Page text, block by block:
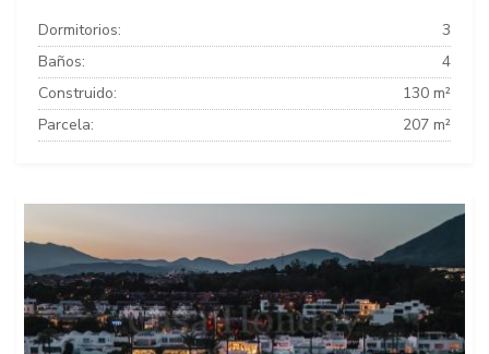
Dormitorios:
3
Baños:
4
Construido:
130 m²
Parcela:
207 m²